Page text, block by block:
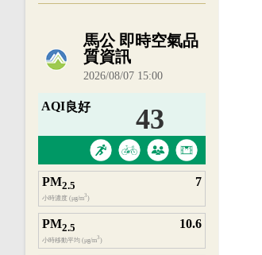
內嵌空氣品質小工具為視覺預